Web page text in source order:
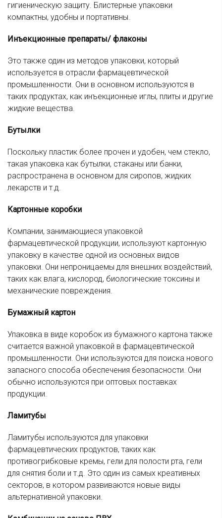
гигиеническую защиту. Блистерные упаковки
компактны, удобны и портативны.
Инъекционные препараты/ флаконы
Это также один из методов упаковки, который
используется в отрасли фармацевтической
промышленности. Они в основном используются в
таких продуктах, как инъекционные иглы, плиты и другие
жидкие вещества.
Бутылки
Поскольку пластик более прочен и удобен, чем стекло,
такая упаковка как бутылки, стаканы или банки,
распространена в основном для сиропов, жидких
лекарств и т.д.
Картонные коробки
Компании, занимающиеся упаковкой
фармацевтической продукции, используют картонную
упаковку в качестве одной из основных видов
упаковки. Они непроницаемы для внешних воздействий,
таких как влага, кислород, биологические токсины и
механические повреждения.
Бумажный картон
Упаковка в виде коробок из бумажного картона также
считается важной упаковкой в фармацевтической
промышленности. Они используются для поиска нового
запасного способа обеспечения безопасности. Они
обычно используются при оптовых поставках
продукции.
Ламитубы
Ламитубы используются для упаковки
фармацевтических продуктов, таких как
противогрибковые кремы, гели для полости рта, гели
для снятия боли и т.д. Это один из самых креативных
секторов, в котором развиваются новые виды
альтернативной упаковки.